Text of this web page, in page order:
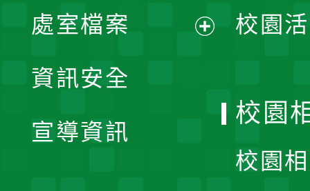
單
處室檔案
資訊安全
宣導資訊
校園
校園
校園